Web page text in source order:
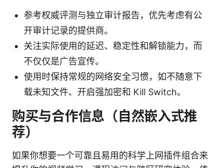
参考权威评测与独立审计报告，优先考虑有公
开审计记录的提供商。
关注实际使用的延迟、稳定性和解锁能力，而
不仅仅是广告宣传。
使用时保持常规的网络安全习惯，如不随意下
载未知文件、开启强加密和 Kill Switch。
购买与合作信息（自然嵌入式推
荐）
如果你想要一个可靠且易用的科学上网插件组合来